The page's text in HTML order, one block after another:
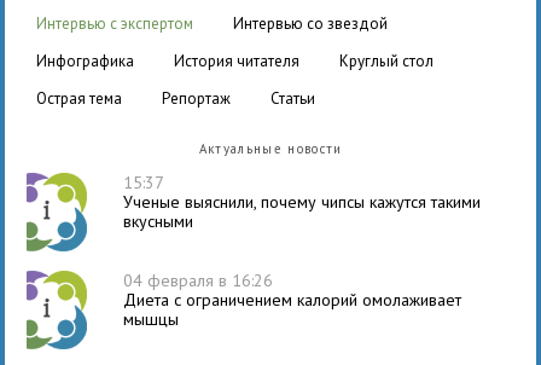
интервью с экспертом
интервью со звездой
инфографика
история читателя
круглый стол
острая тема
репортаж статьи
Актуальные новости
15:37
Ученые выяснили, почему чипсы кажутся такими
вкусными
04 февраля в 16:26
Диета с ограничением калорий омолаживает
мышцы